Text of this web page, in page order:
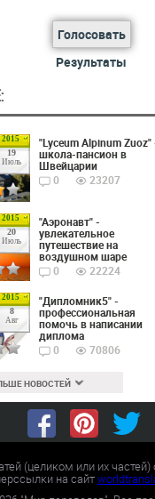
Голосовать
Результаты
2015
19
Июль
"Lyceum Alpinum Zuoz"
школа-пансион в
Швейцарии
0
23207
2015
20
Июль
"Аэронавт" -
увлекательное
путешествие на
воздушном шаре
0
22224
2015
8
Авг
"Дипломник5" -
профессиональная
помочь в написании
диплома
0
70806
НОВОСТЕЙ
(целиком или их
на сайт